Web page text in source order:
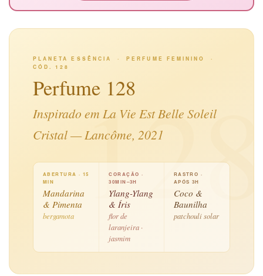
PLANETA ESSÊNCIA · PERFUME FEMININO ·
CÓD. 128
Perfume 128
Inspirado em La Vie Est Belle Soleil
Cristal — Lancôme, 2021
ABERTURA · 15
MIN
Mandarina
& Pimenta
bergamota
CORAÇÃO ·
30MIN–3H
Ylang-Ylang
& Íris
flor de
laranjeira ·
jasmim
RASTRO ·
APÓS 3H
Coco &
Baunilha
patchouli solar